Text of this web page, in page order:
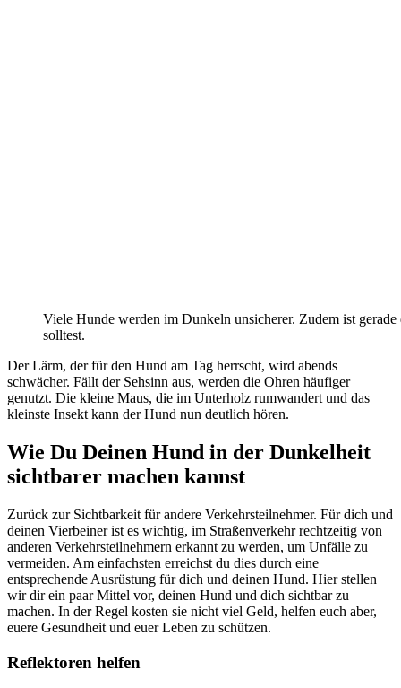
Viele Hunde werden im Dunkeln unsicherer. Zudem ist
solltest.
Der Lärm, der für den Hund am Tag herrscht, wird abends
schwächer. Fällt der Sehsinn aus, werden die Ohren häufiger
genutzt. Die kleine Maus, die im Unterholz rumwandert und das
kleinste Insekt kann der Hund nun deutlich hören.
Wie Du Deinen Hund in der Dunkelheit
sichtbarer machen kannst
Zurück zur Sichtbarkeit für andere Verkehrsteilnehmer. Für dich und
deinen Vierbeiner ist es wichtig, im Straßenverkehr rechtzeitig von
anderen Verkehrsteilnehmern erkannt zu werden, um Unfälle zu
vermeiden. Am einfachsten erreichst du dies durch eine
entsprechende Ausrüstung für dich und deinen Hund. Hier stellen
wir dir ein paar Mittel vor, deinen Hund und dich sichtbar zu
machen. In der Regel kosten sie nicht viel Geld, helfen euch aber,
euere Gesundheit und euer Leben zu schützen.
Reflektoren helfen